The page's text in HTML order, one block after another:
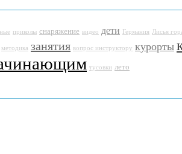
приколы снаряжение видео дети Германия Лисья
методика занятия вопрос инструктору курорты
тусовки лето